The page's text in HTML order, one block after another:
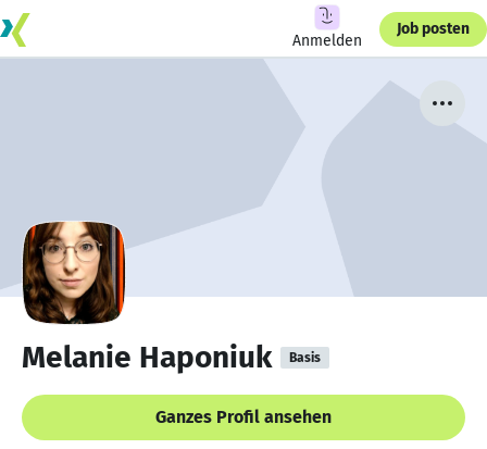
Anmelden
Job posten
Melanie Haponiuk Basis
Ganzes Profil ansehen